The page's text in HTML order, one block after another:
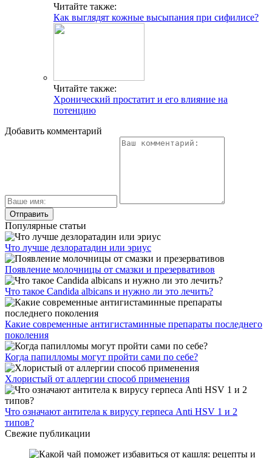
Читайте также:
Как выглядят кожные высыпания при сифилисе?
Читайте также:
Хронический простатит и его влияние на
потенцию
Добавить комментарий
Популярные статьи
Что лучше дезлоратадин или эриус
Появление молочницы от смазки и презервативов
Что такое Candida albicans и нужно ли это лечить?
Какие современные антигистаминные препараты последнего
поколения
Когда папилломы могут пройти сами по себе?
Хлористый от аллергии способ применения
Что означают антитела к вирусу герпеса Anti HSV 1 и 2
типов?
Свежие публикации